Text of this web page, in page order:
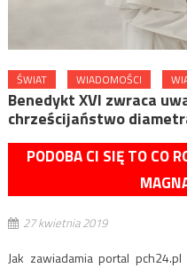
ŚWIAT WIADOMOŚCI
Benedykt XVI zwraca
chrześcijaństwo
PODOBA CI SIĘ TO CO
27 kwietnia 2019
Jak zawiadamia portal